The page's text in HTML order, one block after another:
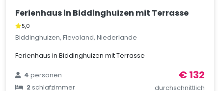
Ferienhaus in Biddinghuizen mit Terrasse
5,0
Biddinghuizen, Flevoland, Niederlande
Ferienhaus in Biddinghuizen mit Terrasse
4personen
2schlafzimmer
€ 132
durchschnittlich